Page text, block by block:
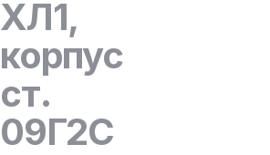
ХЛ1,
корпус
ст.
09Г2С